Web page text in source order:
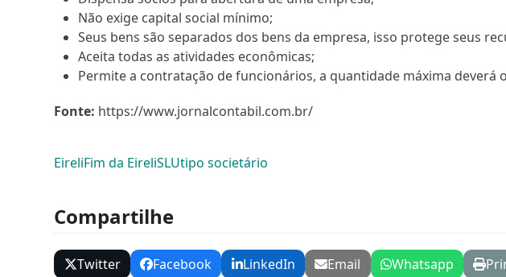
Não exige capital social mínimo;
Seus bens são separados dos bens da empresa, isso protege seus
Aceita todas as atividades econômicas;
Permite a contratação de funcionários, a quantidade máxima deverá
Fonte: https://www.jornalcontabil.com.br/
EireliFim da EireliSLUtipo societário
Compartilhe
Twitter Facebook LinkedIn Email Whatsapp